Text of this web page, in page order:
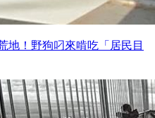
地！野狗叼來啃吃「居民目